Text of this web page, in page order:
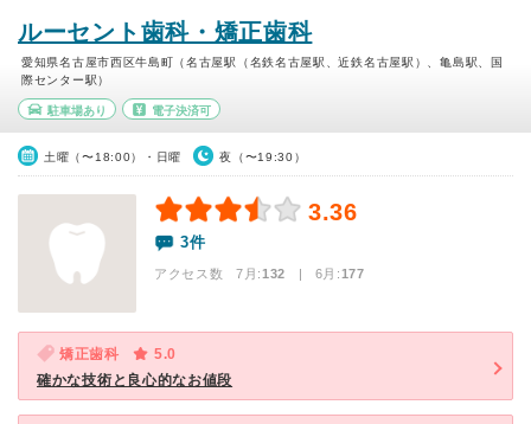
ルーセント歯科・矯正歯科
愛知県名古屋市西区牛島町（名古屋駅（名鉄名古屋駅、近鉄名古屋駅）、亀島駅、国
際センター駅）
駐車場あり 電子決済可
土曜（〜18:00）・日曜 夜（〜19:30）
3.36
3件
アクセス数 7月:132 | 6月:177
矯正歯科
5.0
確かな技術と良心的なお値段